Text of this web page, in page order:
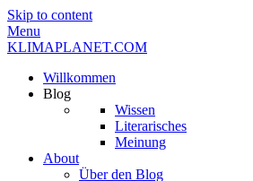
Skip to content
Menu
KLIMAPLANET.COM
Willkommen
Blog
Wissen
Literarisches
Meinung
About
Über den Blog